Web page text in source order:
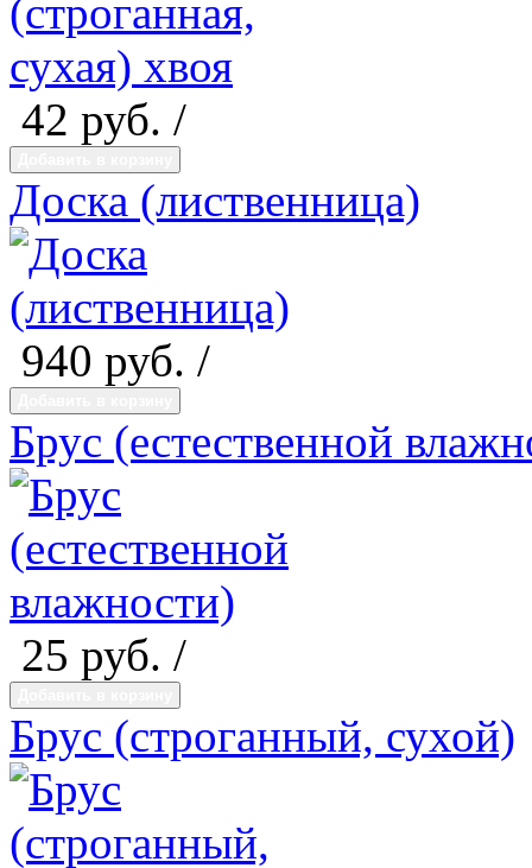
42 руб. /
Доска (лиственница)
940 руб. /
Брус (естественной
25 руб. /
Брус (строганный, сухой)